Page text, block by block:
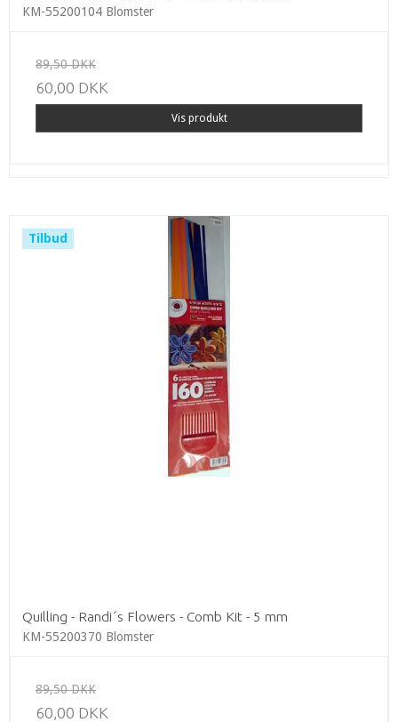
KM-55200104 Blomster
89,50 DKK
60,00 DKK
Vis produkt
Tilbud
Quilling - Randi´s Flowers - Comb Kit - 5 mm
KM-55200370 Blomster
89,50 DKK
60,00 DKK